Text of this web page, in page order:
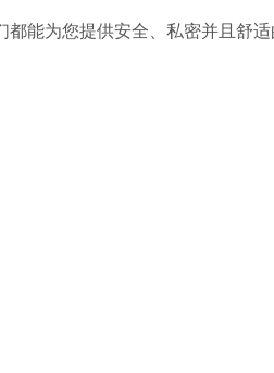
能为您提供安全、私密并且舒适